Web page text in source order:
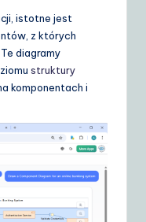
istotne jest
z których
diagramy
struktury
komponentach i